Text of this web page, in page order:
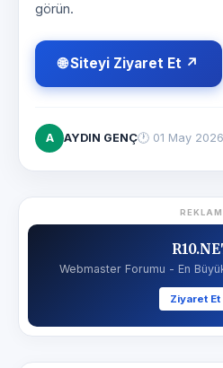
görün.
🌐 Siteyi Ziyaret Et ↗
A AYDIN GENÇ🕐 01 May 2026
REKLAM
Webmaster Forumu - En
Ziyaret